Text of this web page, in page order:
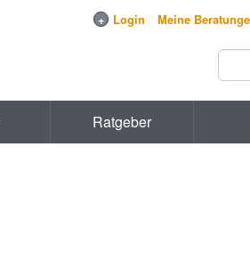
+ Login Meine
Ratgeber